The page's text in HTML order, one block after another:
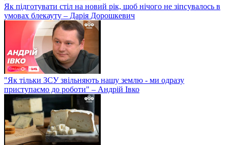
Як підготувати стіл на новий рік, щоб нічого не зіпсувалось в
умовах блекауту – Дарія Дорошкевич
"Як тільки ЗСУ звільняють нашу землю - ми одразу
приступаємо до роботи" – Андрій Івко